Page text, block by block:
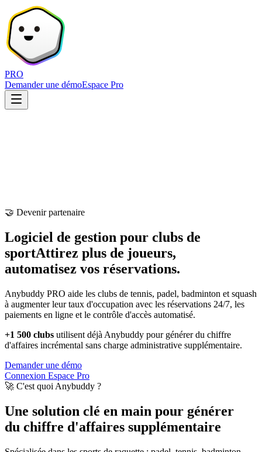
PRO
Demander une démoEspace Pro
🤝 Devenir partenaire
Logiciel de gestion pour clubs de
sportAttirez plus de joueurs,
automatisez vos réservations.
Anybuddy PRO aide les clubs de tennis, padel, badminton et squash
à augmenter leur taux d'occupation avec les réservations 24/7, les
paiements en ligne et le contrôle d'accès automatisé.
+1 500 clubs utilisent déjà Anybuddy pour générer du chiffre
d'affaires incrémental sans charge administrative supplémentaire.
Demander une démo
Connexion Espace Pro
🚀 C'est quoi Anybuddy ?
Une solution clé en main pour générer
du chiffre d'affaires supplémentaire